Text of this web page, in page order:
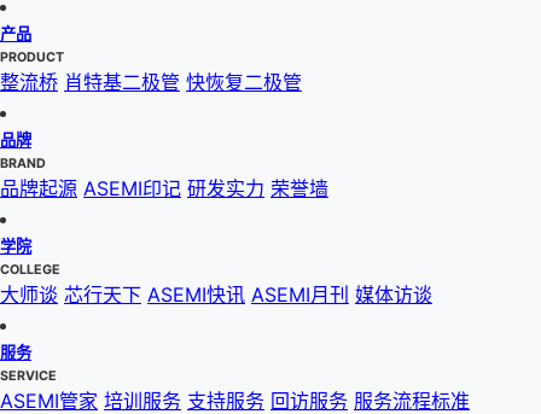
产品
PRODUCT
整流桥 肖特基二极管 快恢复二极管
品牌
BRAND
品牌起源 ASEMI印记 研发实力 荣誉墙
学院
COLLEGE
大师谈 芯行天下 ASEMI快讯 ASEMI月刊 媒体访谈
服务
SERVICE
ASEMI管家 培训服务 支持服务 回访服务 服务流程标准